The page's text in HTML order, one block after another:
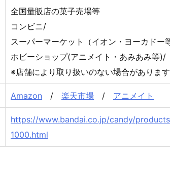
全国量販店の菓子売場等
コンビニ/
スーパーマーケット（イオン・ヨーカドー
ホビーショップ(アニメイト・あみあみ等)/
※店舗により取り扱いのない場合があります
Amazon / 楽天市場 / アニメイト
https://www.bandai.co.jp/candy/
1000.html